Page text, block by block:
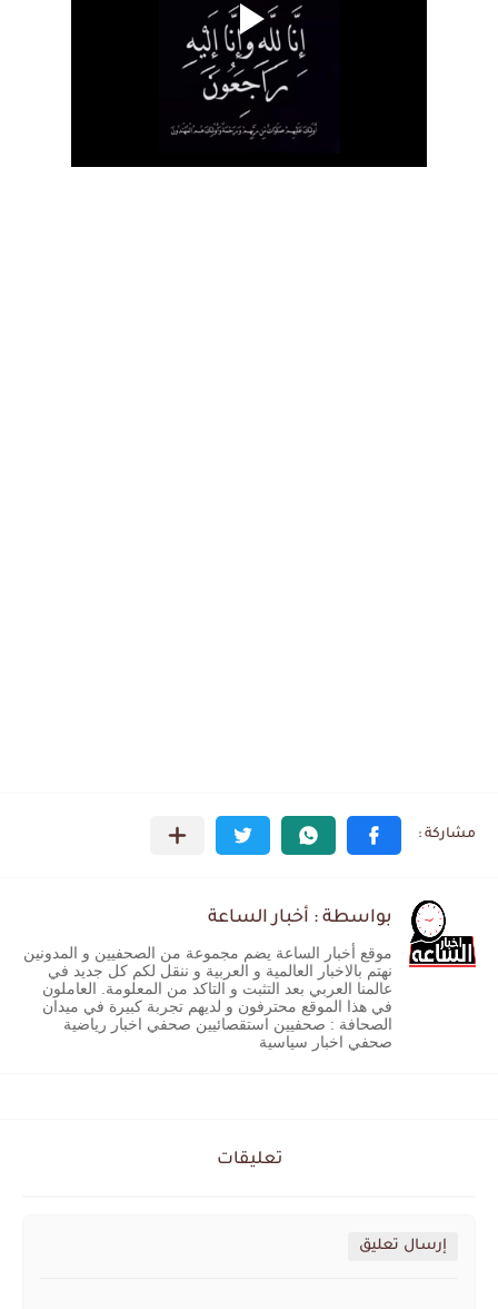
بواسطة : أخبار الساعة
موقع أخبار الساعة يضم مجموعة من الصحفيين و المدونين
نهتم بالاخبار العالمية و العربية و ننقل لكم كل جديد في
عالمنا العربي بعد التثبت و التاكد من المعلومة. العاملون
في هذا الموقع محترفون و لديهم تجربة كبيرة في ميدان
الصحافة : صحفيين استقصائيين صحفي اخبار رياضية
صحفي اخبار سياسية
تعليقات
إرسال تعليق